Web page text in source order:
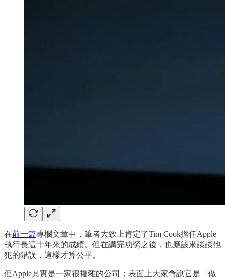
在前一篇專欄文章中，筆者大致上肯定了Tim Cook擔任Apple
執行長這十年來的成績。但在講完功勞之後，也應該來談談他
犯的錯誤，這樣才算公平。
但Apple其實是一家很複雜的公司；表面上大家會說它是「做